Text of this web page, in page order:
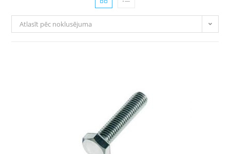
Atlasīt pēc noklusējuma